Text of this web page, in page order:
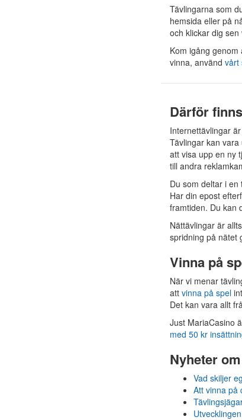
Tävlingarna som
hemsida eller på
och klickar dig
Kom igång
vinna, använd vårt
Därför
Internettävlingar
Tävlingar kan
att visa upp en ny
till andra
Du som deltar i
Har din epost
framtiden. Du kan
Nättävlingar är
spridning på nätet
Vinna på
När vi menar
att vinna på spel
Det kan vara allt
Just MariaCasino
med 50 kr
Nyheter
Vad skiljer
Att vinna på